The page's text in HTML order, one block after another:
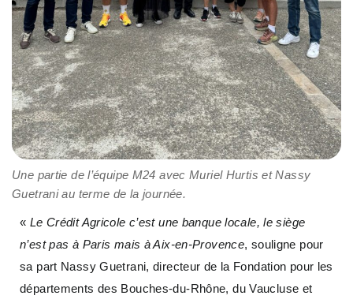
Une partie de l’équipe M24 avec Muriel Hurtis et Nassy
Guetrani au terme de la journée.
« Le Crédit Agricole c’est une banque locale, le siège
n’est pas à Paris mais à Aix-en-Provence, souligne pour
sa part Nassy Guetrani, directeur de la Fondation pour les
départements des Bouches-du-Rhône, du Vaucluse et